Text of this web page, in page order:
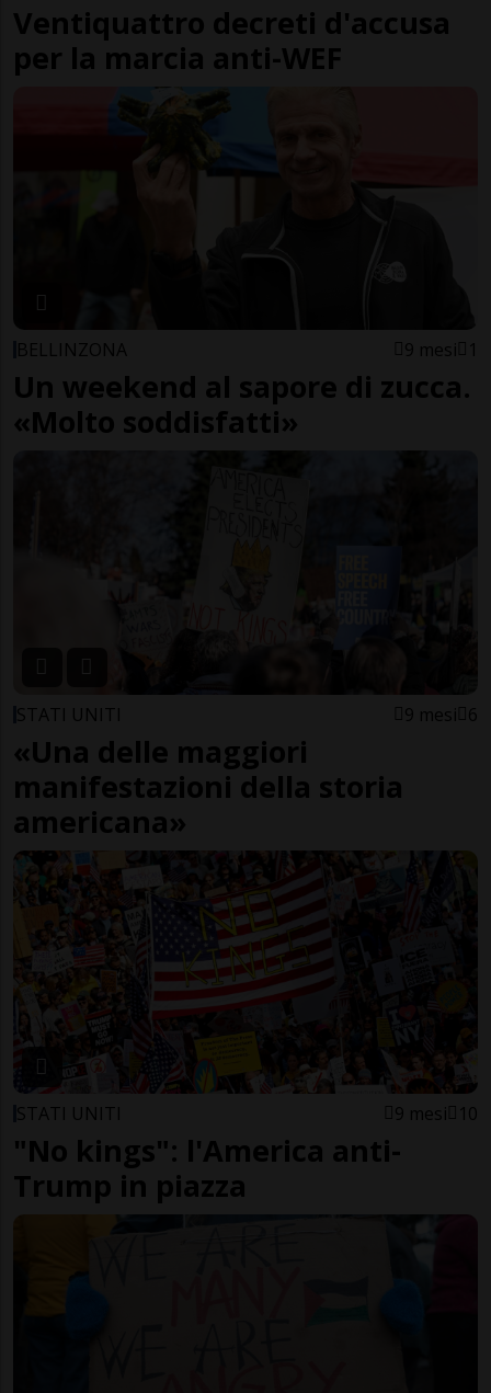
Ventiquattro decreti d'accusa
per la marcia anti-WEF
BELLINZONA 9 mesi 1
Un weekend al sapore di zucca.
«Molto soddisfatti»
STATI UNITI 9 mesi 6
«Una delle maggiori
manifestazioni della storia
americana»
STATI UNITI 9 mesi 10
"No kings": l'America anti-
Trump in piazza